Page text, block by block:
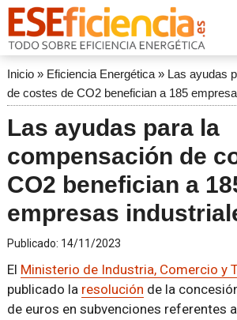
Inicio» Eficiencia Energética» Las ayudas
de costes de CO2 benefician a 185
Las ayudas para la
compensación de
CO2 benefician a
empresas
Publicado: 14/11/2023
El Ministerio de Industria, Comercio y
publicado la resolución de la
de euros en subvenciones referentes